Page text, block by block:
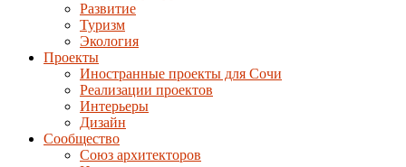
Развитие
Туризм
Экология
Проекты
Иностранные проекты для Сочи
Реализации проектов
Интерьеры
Дизайн
Сообщество
Союз архитекторов